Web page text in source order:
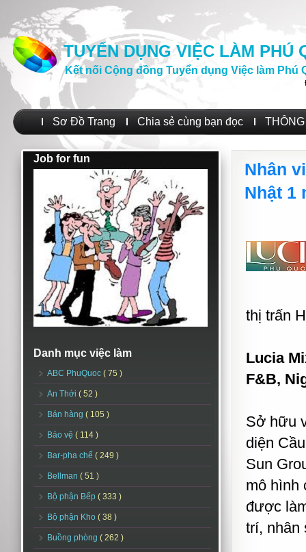
TUYỂN DỤNG VIỆC LÀM PHÚ
Kết nối Cộng đồng Tuyển dụng Việc làm Phú
Sơ Đồ Trang Chia sẻ cùng bạn đọc
Job for fun
Danh mục việc làm
ABC PhuQuoc ( 75 )
An Thới ( 52 )
Bán hàng ( 105 )
Bảo vệ ( 114 )
Bar-pha chế ( 249 )
Bellman ( 51 )
Bộ phận Bếp ( 333 )
Bộ phận Kho ( 38 )
Buồng phòng ( 262 )
Nhân
Nhật 1
thị trấn
Lucia
F&B,
Sở hữu
diện
Sun
mô hình
được
trí, nhân